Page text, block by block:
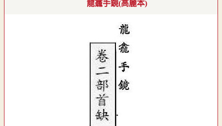
龍龕手鏡(高麗本)